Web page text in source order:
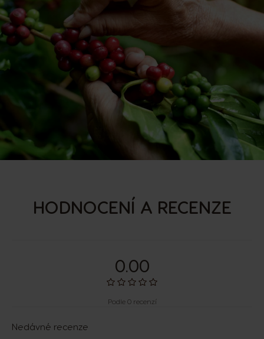
HODNOCENÍ A RECENZE
0.00
Podle 0 recenzí
Nedávné recenze